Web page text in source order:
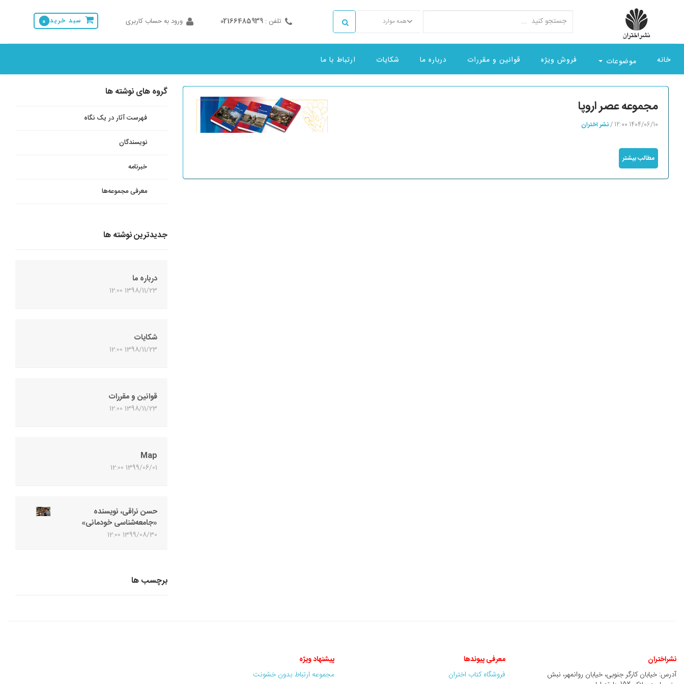
همه موارد تلفن : 02166485939 ورود به حساب کاربری سبد خرید 0
خانه موضوعات فروش ویژه قوانین و مقررات درباره ما شکایات ارتباط با ما
مطالب بیشتر مجموعه عصر اروپا
1404/06/10 12:00 / نشر اختران
مطالب بیشتر
گروه های نوشته ها
فهرست آثار در یک نگاه
نویسندگان
خبرنامه
معرفی‌ مجموعه‌ها
جدیدترین نوشته ها
درباره ما
1398/11/23 12:00
شکایات
1398/11/23 12:00
قوانین و مقررات
1398/11/23 12:00
Map
1399/06/01 12:00
حسن نراقی، نویسنده
«جامعه‌شناسی خودمانی»
1399/08/30 12:00
برچسب ها
نشراختران
آدرس: خیابان کارگر جنوبی، خیابان روانمهر، نبش
معرفی پیوندها
فروشگاه کتاب اختران
پیشنهاد ویژه
مجموعه ارتباط بدون خشونت